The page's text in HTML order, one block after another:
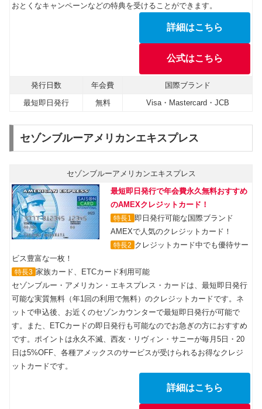
おとくなキャンペーンなどの特典を受けることができます。
詳細はこちら
公式はこちら
発行日数 年会費
国際ブランド
最短即日発行
無料 Visa・Mastercard・JCB
セゾンブルーアメリカンエキスプレス
セゾンブルーアメリカンエキスプレス
最短即日発行で年会費永久無料おすすめ
のAMEXクレジットカード！
特長1 即日発行可能な国際ブランド
AMEXで人気のクレジットカード！
特長2 クレジットカード中でも優待サー
ビス豊富な一枚！
特長3 家族カード、ETCカード利用可能
セゾンブルー・アメリカン・エキスプレス・カードは、最短即日発行
可能な実質無料（年1回の利用で無料）のクレジットカードです。ネ
ットで申込後、お近くのセゾンカウンターで最短即日発行が可能で
す。また、ETCカードの即日発行も可能なのでお急ぎの方におすすめ
です。ポイントは永久不滅、西友・リヴィン・サニーが毎月5日・20
日は5%OFF、各種アメックスのサービスが受けられるお得なクレジ
ットカードです。
詳細はこちら